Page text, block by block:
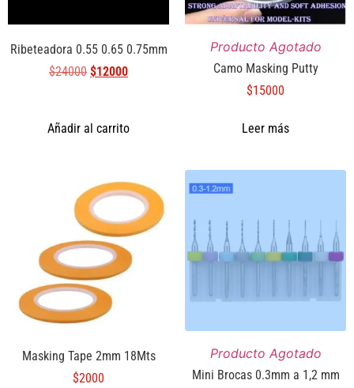
Ribeteadora 0.55 0.65 0.75mm
$24000 $12000
Añadir al carrito
Producto Agotado
Camo Masking Putty
$15000
Leer más
Masking Tape 2mm 18Mts
$2000
Producto Agotado
Mini Brocas 0.3mm a 1,2 mm